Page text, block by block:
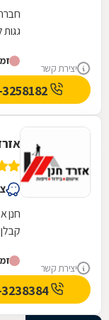
יצירת קשר
חברת
גגות
יצירת קשר
072-3238384